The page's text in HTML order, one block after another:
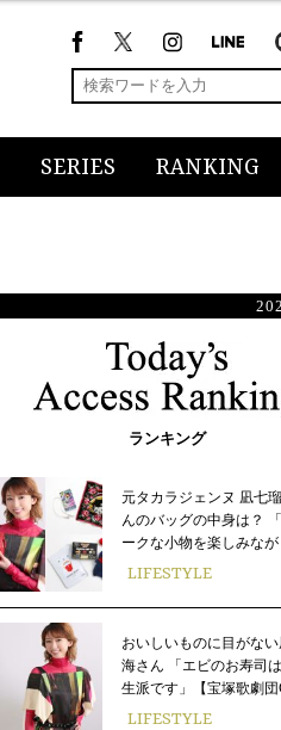
SERIES RANKING
ランキング
元タカラジェンヌ 凪七
んのバッグの中身は？
ークな小物を楽しみな
LIFESTYLE
おいしいものに目がな
海さん 「エビのお寿司
生派です」【宝塚歌劇
LIFESTYLE